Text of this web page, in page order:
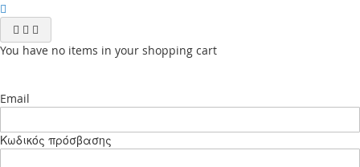
You have no items in your shopping cart
Email
Κωδικός πρόσβασης